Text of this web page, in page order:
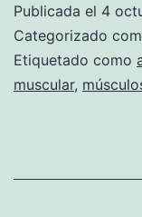
Publicada el 4
Categorizado
Etiquetado como
muscular,